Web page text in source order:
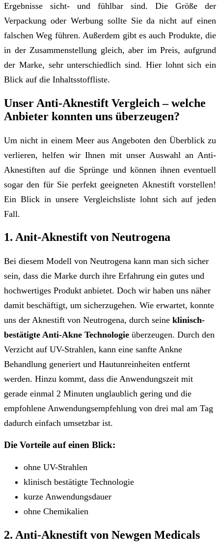
Ergebnisse sicht- und fühlbar sind. Die Größe der
Verpackung oder Werbung sollte Sie da nicht auf einen
falschen Weg führen. Außerdem gibt es auch Produkte, die
in der Zusammenstellung gleich, aber im Preis, aufgrund
der Marke, sehr unterschiedlich sind. Hier lohnt sich ein
Blick auf die Inhaltsstoffliste.
Unser Anti-Aknestift Vergleich – welche
Anbieter konnten uns überzeugen?
Um nicht in einem Meer aus Angeboten den Überblick zu
verlieren, helfen wir Ihnen mit unser Auswahl an Anti-
Aknestiften auf die Sprünge und können ihnen eventuell
sogar den für Sie perfekt geeigneten Aknestift vorstellen!
Ein Blick in unsere Vergleichsliste lohnt sich auf jeden
Fall.
1. Anit-Aknestift von Neutrogena
Bei diesem Modell von Neutrogena kann man sich sicher
sein, dass die Marke durch ihre Erfahrung ein gutes und
hochwertiges Produkt anbietet. Doch wir haben uns näher
damit beschäftigt, um sicherzugehen. Wie erwartet, konnte
uns der Aknestift von Neutrogena, durch seine klinisch-
bestätigte Anti-Akne Technologie überzeugen. Durch den
Verzicht auf UV-Strahlen, kann eine sanfte Ankne
Behandlung generiert und Hautunreinheiten entfernt
werden. Hinzu kommt, dass die Anwendungszeit mit
gerade einmal 2 Minuten unglaublich gering und die
empfohlene Anwendungsempfehlung von drei mal am Tag
dadurch einfach umsetzbar ist.
Die Vorteile auf einen Blick:
ohne UV-Strahlen
klinisch bestätigte Technologie
kurze Anwendungsdauer
ohne Chemikalien
2. Anti-Aknestift von Newgen Medicals